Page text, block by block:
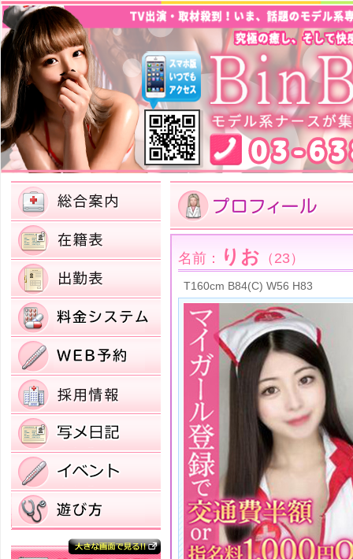
名前： りお （23）
T160cm B84(C) W56 H83